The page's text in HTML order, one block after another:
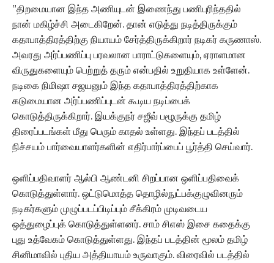
”திறமையான இந்த அணியுடன் இணைந்து பணிபுரிந்ததில்
நான் மகிழ்ச்சி அடைகிறேன். தான் எடுத்து நடித்திருக்கும்
கதாபாத்திரத்திற்கு நியாயம் சேர்த்திருக்கிறார் நடிகர் கருணாஸ்.
அவரது அர்ப்பணிப்பு பரவலான பாராட்டுகளையும், ஏராளமான
விருதுகளையும் பெற்றுத் தரும் என்பதில் உறுதியாக உள்ளேன்.
நடிகை நிமிஷா சஜயனும் இந்த கதாபாத்திரத்திற்காக
கடுமையான அர்ப்பணிப்புடன் கூடிய நடிப்பைக்
கொடுத்திருக்கிறார். இயக்குநர் சஜீவ் பழூருக்கு தமிழ்
திரைப்படங்கள் மீது பெரும் காதல் உள்ளது. இந்தப் படத்தில்
நிச்சயம் பார்வையாளர்களின் எதிர்பார்ப்பைப் பூர்த்தி செய்வார்.
ஒளிப்பதிவாளர் ஆல்பி ஆண்டனி சிறப்பான ஒளிப்பதிவைக்
கொடுத்துள்ளார். ஒட்டுமொத்த தொழில்நுட்பக்குழுவினரும்
நடிகர்களும் முழுப்படப்பிடிப்பும் சீக்கிரம் முடிவடைய
ஒத்துழைப்புக் கொடுத்துள்ளனர். சாம் சிஎஸ் இசை கதைக்கு
புது உத்வேகம் கொடுத்துள்ளது. இந்தப் படத்தின் மூலம் தமிழ்
சினிமாவில் புதிய அத்தியாயம் உருவாகும். விரைவில் படத்தில்